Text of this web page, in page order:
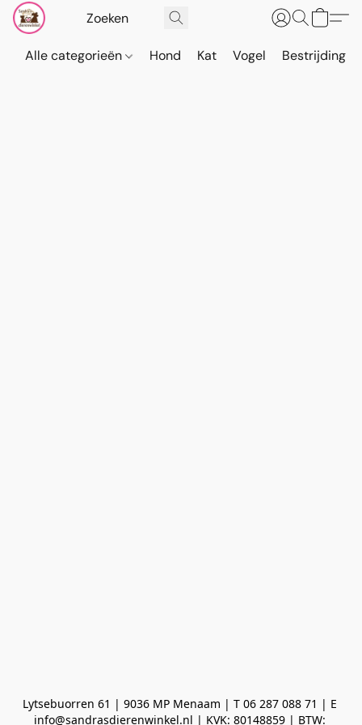
Alle categorieën Hond Kat Vogel Bestrijding
Lytsebuorren 61 | 9036 MP Menaam | T 06 287 088 71 | E
info@sandrasdierenwinkel.nl | KVK: 80148859 | BTW: